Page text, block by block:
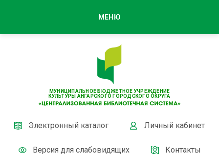
МУНИЦИПАЛЬНОЕ БЮДЖЕТНОЕ УЧРЕЖДЕНИЕ
КУЛЬТУРЫ АНГАРСКОГО ГОРОДСКОГО ОКРУГА
Электронный каталог Личный кабинет
Версия для слабовидящих Контакты
МЕНЮ